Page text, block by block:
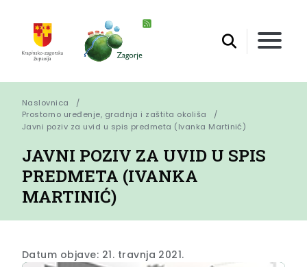
Naslovnica
Prostorno uređenje, gradnja i zaštita okoliša
Javni poziv za uvid u spis predmeta (Ivanka Martinić)
JAVNI POZIV ZA UVID U SPIS
PREDMETA (IVANKA
MARTINIĆ)
Datum objave: 21. travnja 2021.